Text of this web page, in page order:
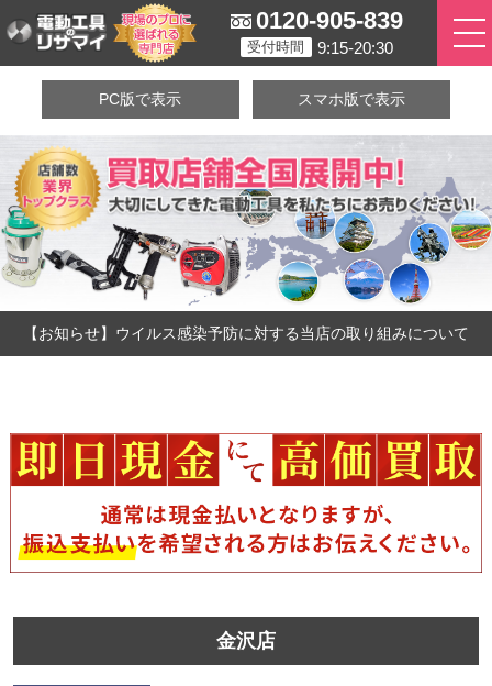
0120-905-839
受付時間 9:15-20:30
PC版で表示 スマホ版で表示
【お知らせ】ウイルス感染予防に対する当店の取り組みについて
金沢店